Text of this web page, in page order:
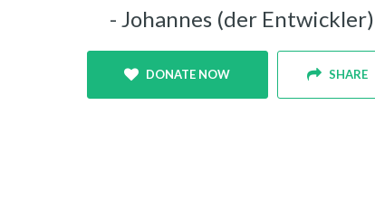
- Johannes (der Entwickler)
DONATE NOW SHARE